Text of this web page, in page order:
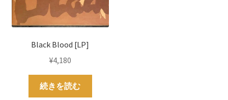
Black Blood [LP]
¥4,180
続きを読む